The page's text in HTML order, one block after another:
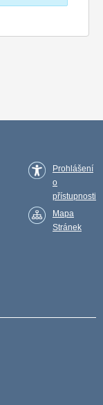
Prohlášení
o
přístupnosti
Mapa
Stránek